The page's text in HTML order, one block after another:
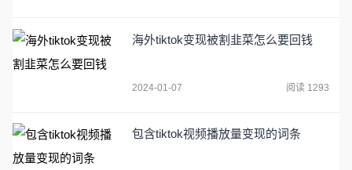
海外tiktok变现被割韭菜怎么要回钱
2024-01-07 阅读 1293
包含tiktok视频播放量变现的词条